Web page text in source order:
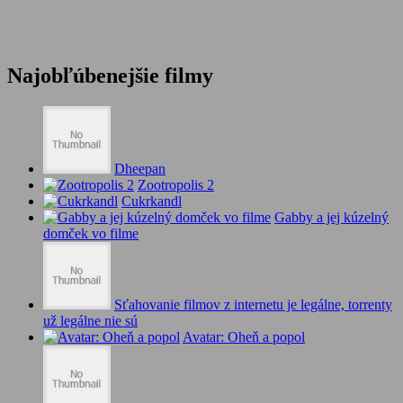
Najobľúbenejšie filmy
Dheepan
Zootropolis 2
Cukrkandl
Gabby a jej kúzelný
domček vo filme
Sťahovanie filmov z internetu je legálne, torrenty
už legálne nie sú
Avatar: Oheň a popol